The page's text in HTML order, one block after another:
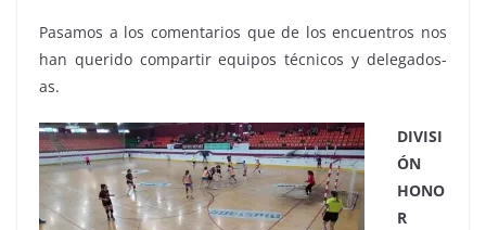
Pasamos a los comentarios que de los encuentros nos
han querido compartir equipos técnicos y delegados-
as.
DIVISI
ÓN
HONO
R